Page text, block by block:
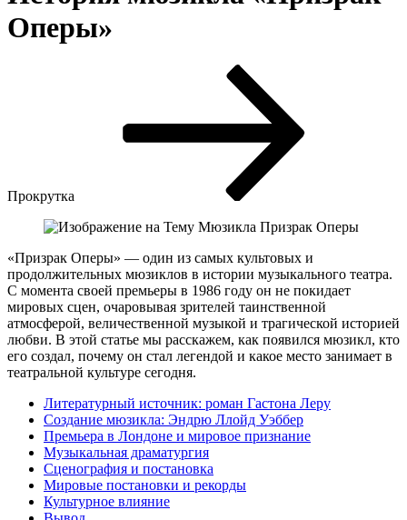
Оперы»
Прокрутка
«Призрак Оперы» — один из самых культовых и
продолжительных мюзиклов в истории музыкального театра.
С момента своей премьеры в 1986 году он не покидает
мировых сцен, очаровывая зрителей таинственной
атмосферой, величественной музыкой и трагической историей
любви. В этой статье мы расскажем, как появился мюзикл, кто
его создал, почему он стал легендой и какое место занимает в
театральной культуре сегодня.
Литературный источник: роман Гастона Леру
Создание мюзикла: Эндрю Ллойд Уэббер
Премьера в Лондоне и мировое признание
Музыкальная драматургия
Сценография и постановка
Мировые постановки и рекорды
Культурное влияние